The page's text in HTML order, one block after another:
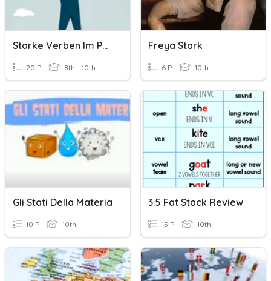
Starke Verben Im Perfekt
20 P 8th - 10th
Freya Stark
6 P 10th
Gli Stati Della Materia
10 P 10th
3.5 Fat Stack Review
15 P 10th